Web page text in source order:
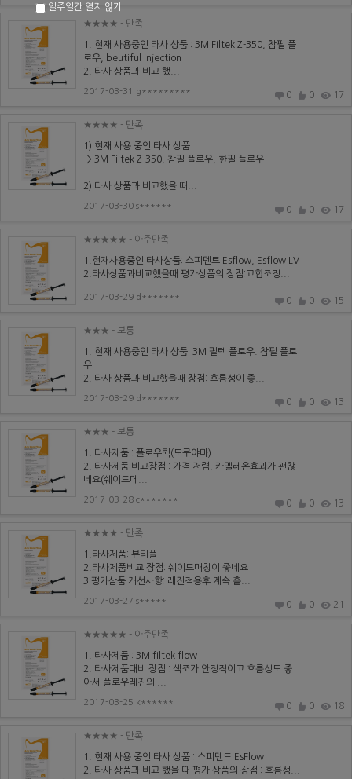
★★★★ - 만족
1. 현재 사용중인 타사 상품 : 3M Filtek Z-350, 참필 플
로우, beutiful injection
2. 타사 상품과 비교 했...
2017-03-31 g********* 0 0 17
★★★★ - 만족
1) 현재 사용 중인 타사 상품
-> 3M Filtek Z-350, 참필 플로우, 한필 플로우
2) 타사 상품과 비교했을 때...
2017-03-30 s****** 0 0 17
★★★★★ - 아주만족
1.현재사용중인 타사상품: 스피덴트 Esflow, Esflow LV
2.타사상품과비교했을때 평가상품의 장점:교합조정...
2017-03-29 d******* 0 0 15
★★★ - 보통
1. 현재 사용중인 타사 상품: 3M 필텍 플로우. 참필 플로
우
2. 타사 상품과 비교했을때 장점: 흐름성이 좋...
2017-03-29 d******* 0 0 13
★★★ - 보통
1. 타사제품 : 플로우퀵(도쿠야마)
2. 타사제품 비교장점 : 가격 저렴. 카멜레온효과가 괜찮
네요(쉐이드메...
2017-03-28 c******* 0 0 13
★★★★ - 만족
1.타사제품: 뷰티플
2.타사제품비교 장점: 쉐이드매칭이 좋네요
3:평가삼품 개선사항: 레진적용후 계속 흘...
2017-03-27 s***** 0 0 21
★★★★★ - 아주만족
1. 타사제품 : 3M filtek flow
2. 타사제품대비 장점 : 색조가 안정적이고 흐름성도 좋
아서 플로우레진의 ...
2017-03-25 k****** 0 0 18
★★★★ - 만족
1. 현재 사용 중인 타사 상품 : 스피덴트 EsFlow
2. 타사 상품과 비교 했을 때 평가 상품의 장점 : 흐름성...
일주일간 열지 않기